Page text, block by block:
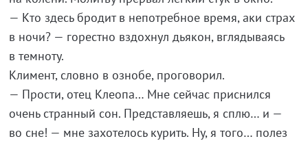
— Кто здесь бродит в непотребное время, аки страх
в ночи? — горестно вздохнул дьякон, вглядываясь
в темноту.
Климент, словно в ознобе, проговорил.
— Прости, отец Клеопа… Мне сейчас приснился
очень странный сон. Представляешь, я сплю… и —
во сне! — мне захотелось курить. Ну, я того… полез